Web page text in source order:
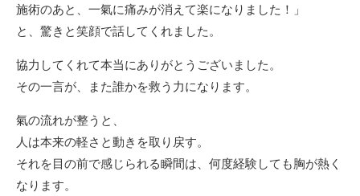
施術のあと、一氣に痛みが消えて楽になりました！」
と、驚きと笑顔で話してくれました。
協力してくれて本当にありがとうございました。
その一言が、また誰かを救う力になります。
氣の流れが整うと、
人は本来の軽さと動きを取り戻す。
それを目の前で感じられる瞬間は、何度経験しても胸が熱く
なります。